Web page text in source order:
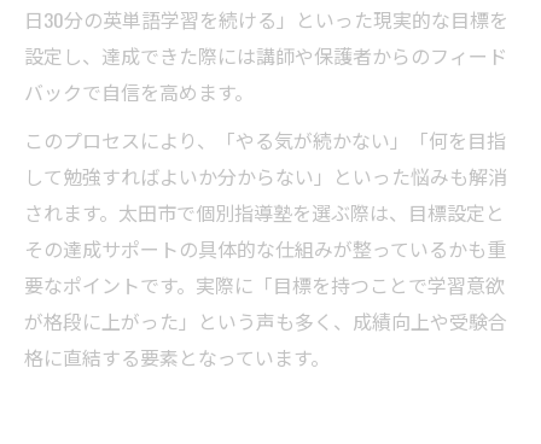
日30分の英単語学習を続ける」といった現実的な目標を
設定し、達成できた際には講師や保護者からのフィード
バックで自信を高めます。
このプロセスにより、「やる気が続かない」「何を目指
して勉強すればよいか分からない」といった悩みも解消
されます。太田市で個別指導塾を選ぶ際は、目標設定と
その達成サポートの具体的な仕組みが整っているかも重
要なポイントです。実際に「目標を持つことで学習意欲
が格段に上がった」という声も多く、成績向上や受験合
格に直結する要素となっています。